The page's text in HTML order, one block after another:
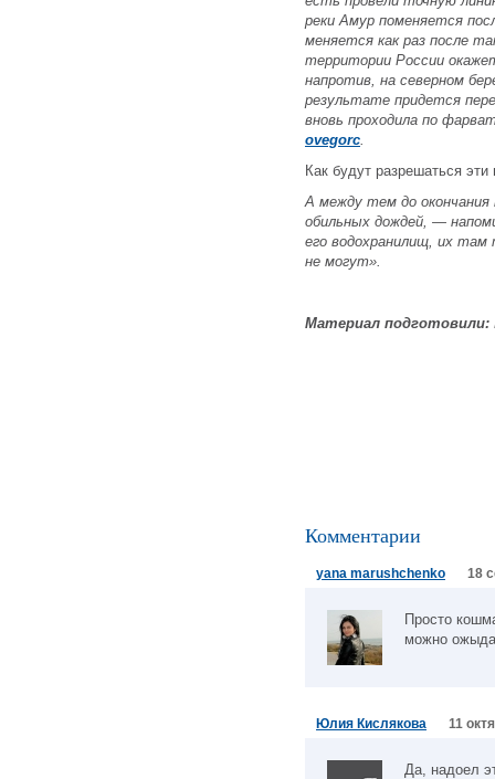
реки Амур поменяется
меняется как раз после
территории России
напротив, на северном
результате придется
вновь проходила по
ovegorc.
Как будут разрешаться
А между тем до окончания
обильных дождей, —
его водохранилищ, их
не могут».
Материал подготовили:
Комментарии
yana marushchenko 18
Просто
можно
Юлия Кислякова 11
Да, надоел